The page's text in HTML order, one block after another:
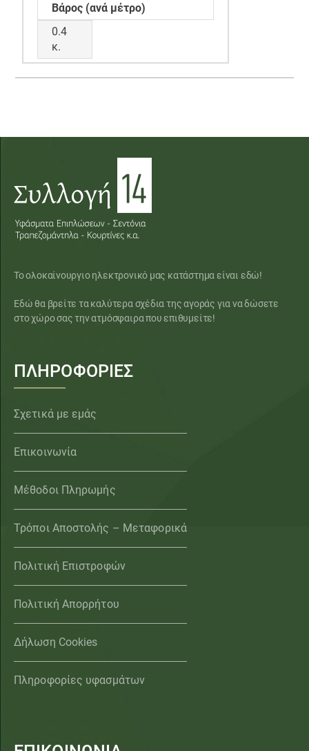
Βάρος (ανά μέτρο)
0.4
κ.
Το ολοκαίνουργιο ηλεκτρονικό μας κατάστημα είναι εδώ!
Εδώ θα βρείτε τα καλύτερα σχέδια της αγοράς για να δώσετε
στο χώρο σας την ατμόσφαιρα που επιθυμείτε!
ΠΛΗΡΟΦΟΡΙΕΣ
Σχετικά με εμάς
Επικοινωνία
Μέθοδοι Πληρωμής
Τρόποι Αποστολής – Μεταφορικά
Πολιτική Επιστροφών
Πολιτική Απορρήτου
Δήλωση Cookies
Πληροφορίες υφασμάτων